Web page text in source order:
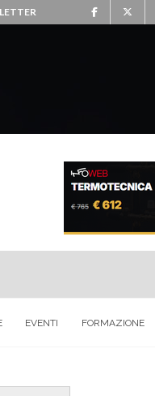
EVENTI FORMAZIONE